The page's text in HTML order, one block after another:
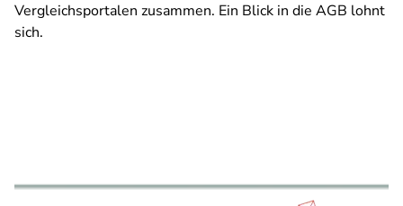
Vergleichsportalen zusammen. Ein Blick in die AGB lohnt
sich.